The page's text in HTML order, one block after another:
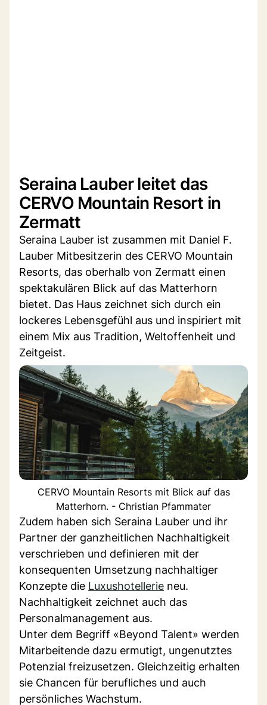
Seraina Lauber leitet das
CERVO Mountain Resort in
Zermatt
Seraina Lauber ist zusammen mit Daniel F.
Lauber Mitbesitzerin des CERVO Mountain
Resorts, das oberhalb von Zermatt einen
spektakulären Blick auf das Matterhorn
bietet. Das Haus zeichnet sich durch ein
lockeres Lebensgefühl aus und inspiriert mit
einem Mix aus Tradition, Weltoffenheit und
Zeitgeist.
CERVO Mountain Resorts mit Blick auf das
Matterhorn. - Christian Pfammater
Zudem haben sich Seraina Lauber und ihr
Partner der ganzheitlichen Nachhaltigkeit
verschrieben und definieren mit der
konsequenten Umsetzung nachhaltiger
Konzepte die Luxushotellerie neu.
Nachhaltigkeit zeichnet auch das
Personalmanagement aus.
Unter dem Begriff «Beyond Talent» werden
Mitarbeitende dazu ermutigt, ungenutztes
Potenzial freizusetzen. Gleichzeitig erhalten
sie Chancen für berufliches und auch
persönliches Wachstum.